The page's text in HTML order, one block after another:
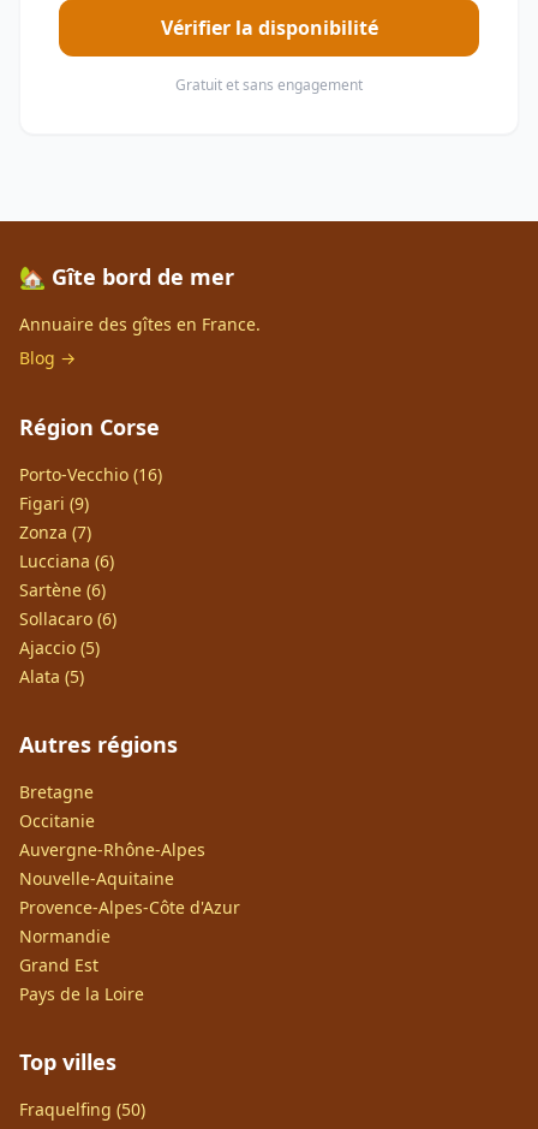
Vérifier la disponibilité
Gratuit et sans engagement
🏡 Gîte bord de mer
Annuaire des gîtes en France.
Blog →
Région Corse
Porto-Vecchio (16)
Figari (9)
Zonza (7)
Lucciana (6)
Sartène (6)
Sollacaro (6)
Ajaccio (5)
Alata (5)
Autres régions
Bretagne
Occitanie
Auvergne-Rhône-Alpes
Nouvelle-Aquitaine
Provence-Alpes-Côte d'Azur
Normandie
Grand Est
Pays de la Loire
Top villes
Fraquelfing (50)